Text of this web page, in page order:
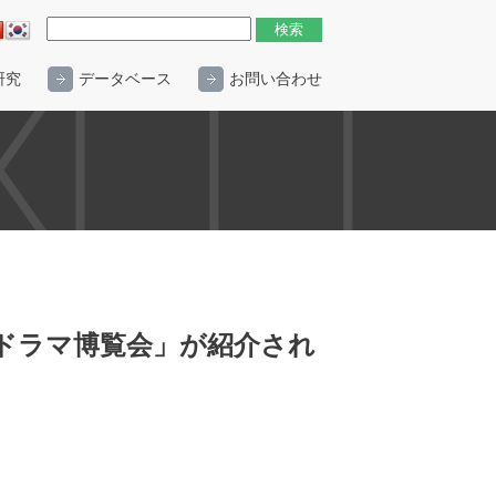
究 データベース お問い合わせ
ラマ博覧会」が紹介され